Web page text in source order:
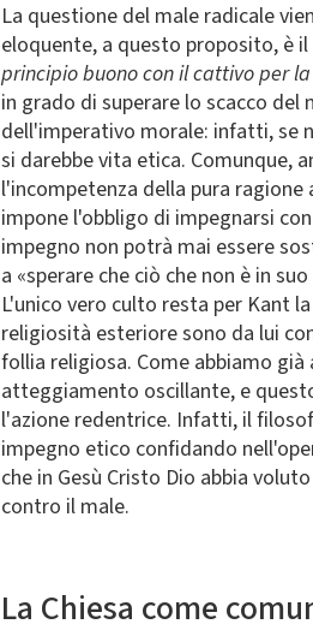
La questione del male radicale
eloquente, a questo proposito, è
principio buono con il cattivo per
in grado di superare lo scacco
dell'imperativo morale: infatti, se
si darebbe vita etica. Comunque,
l'incompetenza della pura
impone l'obbligo di impegnarsi
impegno non potrà mai essere
a «sperare che ciò che non è in
L'unico vero culto resta per Kant
religiosità esteriore sono da lui
follia religiosa. Come abbiamo
atteggiamento oscillante, e
l'azione redentrice. Infatti, il
impegno etico confidando
che in Gesù Cristo Dio abbia
contro il male.
La Chiesa come